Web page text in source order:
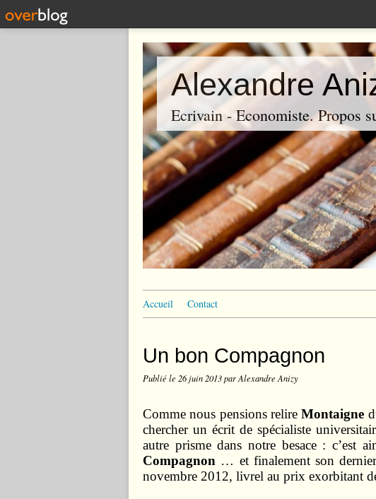
Alexandre
Ecrivain - Economiste. Propos
Accueil Contact
Un bon Compagnon
Publié le 26 juin 2013par Alexandre Anizy
Comme nous pensions relireMontaigne
chercher un écrit de spécialiste
autre prisme dans notre besace : c’est
Compagnon … et finalement son
novembre 2012, livrel au prix exorbitant